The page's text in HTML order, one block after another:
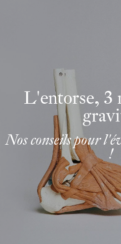
L'entorse, 3
Nos conseils pour
!